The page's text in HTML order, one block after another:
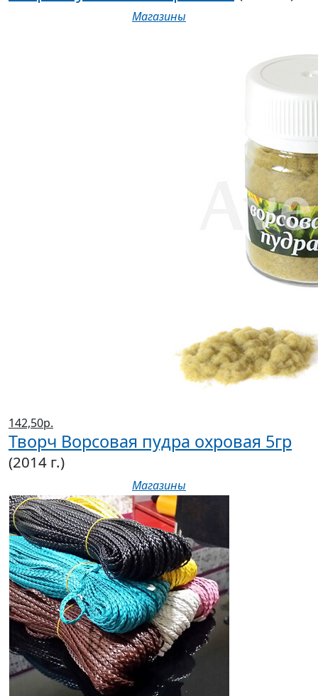
Магазины
142,50р.
Творч Ворсовая пудра охровая 5гр
(2014 г.)
Магазины